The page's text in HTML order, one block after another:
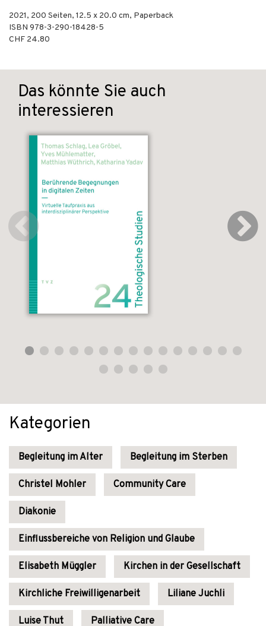
2021, 200 Seiten, 12.5 x 20.0 cm, Paperback
ISBN 978-3-290-18428-5
CHF 24.80
Das könnte Sie auch
interessieren
Kategorien
Begleitung im Alter Begleitung im Sterben
Christel Mohler Community Care
Diakonie
Einflussbereiche von Religion und Glaube
Elisabeth Müggler Kirchen in der Gesellschaft
Kirchliche Freiwilligenarbeit Liliane Juchli
Luise Thut Palliative Care